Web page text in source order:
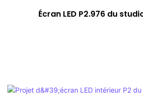
Écran LED P2.976 du